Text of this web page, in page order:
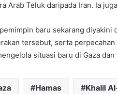
Arab Teluk daripada Iran. Ia
baru sekarang diyakini
tersebut, serta
situasi baru di Gaza
Hamas Khalil